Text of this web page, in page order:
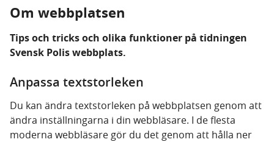
Om webbplatsen
Tips och tricks och olika funktioner på tidningen
Svensk Polis webbplats.
Anpassa textstorleken
Du kan ändra textstorleken på webbplatsen genom att
ändra inställningarna i din webbläsare. I de flesta
moderna webbläsare gör du det genom att hålla ner